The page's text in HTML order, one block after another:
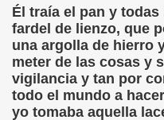
Él traía el pan y
fardel de lienzo, que
una argolla de hierro
meter de las cosas y
vigilancia y tan por
todo el mundo a
yo tomaba aquella
Martín Figueroa)